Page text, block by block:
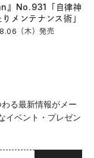
』No.931「自律神
メンテナンス術」
（木）発売
わる最新情報がメー
イベント・プレゼン